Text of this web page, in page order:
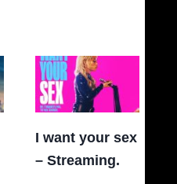
I want your sex
– Streaming.